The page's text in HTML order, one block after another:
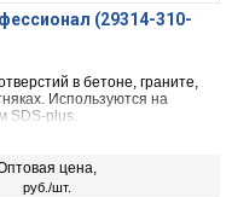
(29314-310-
в бетоне, граните,
Используются на
SDS-plus.
цена,
руб./шт.